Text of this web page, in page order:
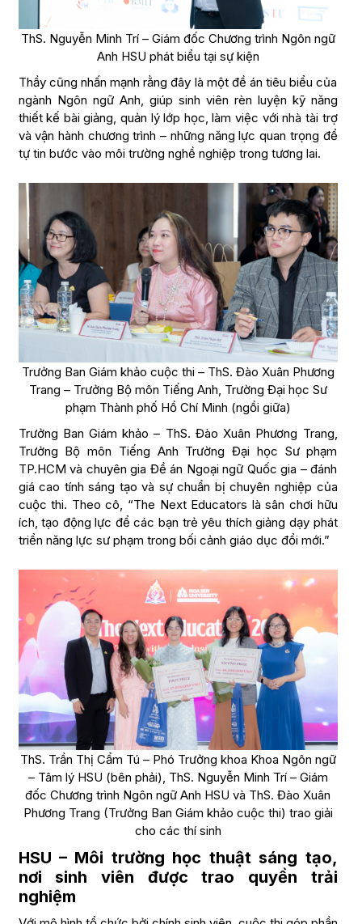
ThS. Nguyễn Minh Trí – Giám đốc Chương trình Ngôn ngữ
Anh HSU phát biểu tại sự kiện
Thầy cũng nhấn mạnh rằng đây là một đề án tiêu biểu của
ngành Ngôn ngữ Anh, giúp sinh viên rèn luyện kỹ năng
thiết kế bài giảng, quản lý lớp học, làm việc với nhà tài trợ
và vận hành chương trình – những năng lực quan trọng để
tự tin bước vào môi trường nghề nghiệp trong tương lai.
Trưởng Ban Giám khảo cuộc thi – ThS. Đào Xuân Phương
Trang – Trưởng Bộ môn Tiếng Anh, Trường Đại học Sư
phạm Thành phố Hồ Chí Minh (ngồi giữa)
Trưởng Ban Giám khảo – ThS. Đào Xuân Phương Trang,
Trưởng Bộ môn Tiếng Anh Trường Đại học Sư phạm
TP.HCM và chuyên gia Đề án Ngoại ngữ Quốc gia – đánh
giá cao tính sáng tạo và sự chuẩn bị chuyên nghiệp của
cuộc thi. Theo cô, “The Next Educators là sân chơi hữu
ích, tạo động lực để các bạn trẻ yêu thích giảng dạy phát
triển năng lực sư phạm trong bối cảnh giáo dục đổi mới.”
ThS. Trần Thị Cẩm Tú – Phó Trưởng khoa Khoa Ngôn ngữ
– Tâm lý HSU (bên phải), ThS. Nguyễn Minh Trí – Giám
đốc Chương trình Ngôn ngữ Anh HSU và ThS. Đào Xuân
Phương Trang (Trưởng Ban Giám khảo cuộc thi) trao giải
cho các thí sinh
HSU – Môi trường học thuật sáng tạo,
nơi sinh viên được trao quyền trải
nghiệm